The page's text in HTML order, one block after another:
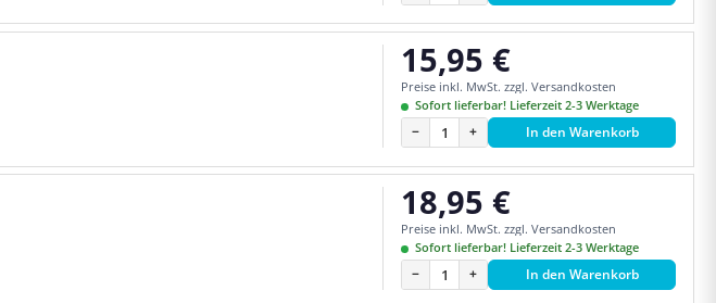
Regulärer Preis:
15,95 €
Preise inkl. MwSt. zzgl. Versandkosten
Sofort lieferbar! Lieferzeit 2-3 Werktage
− + In den Warenkorb
Regulärer Preis:
18,95 €
Preise inkl. MwSt. zzgl. Versandkosten
Sofort lieferbar! Lieferzeit 2-3 Werktage
− + In den Warenkorb